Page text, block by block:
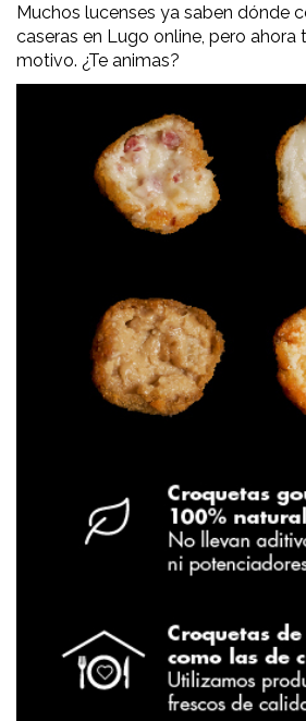
Muchos lucenses ya saben dónde
caseras en Lugo online, pero ahora
motivo. ¿Te animas?